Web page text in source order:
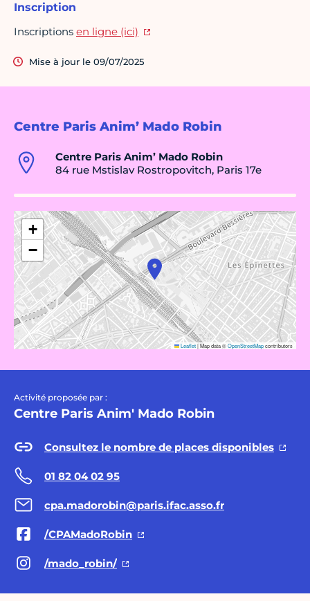
Centre Paris Anim’ Mado Robin
Centre Paris Anim’ Mado Robin
84 rue Mstislav Rostropovitch, Paris 17e
+
−
Leaflet|Map data ©OpenStreetMapcontributors
Activité proposée par :
Centre Paris Anim' Mado Robin
Consultez le nombre de places disponibles
01 82 04 02 95
cpa.madorobin@paris.ifac.asso.fr
/CPAMadoRobin
/mado_robin/
Inscription
Inscriptions en ligne (ici)
Mise à jour le 09/07/2025